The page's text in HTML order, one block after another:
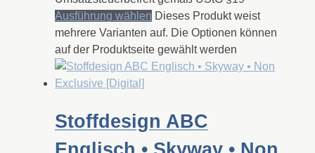
Ausführung wählen Dieses Produkt weist
mehrere Varianten auf. Die Optionen können
auf der Produktseite gewählt werden
Stoffdesign ABC